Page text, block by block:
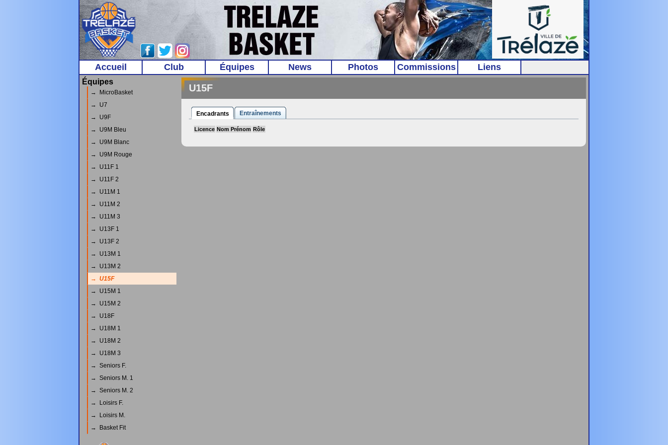
Accueil Club Équipes News Photos Commissions Liens
Équipes
→ MicroBasket
→ U7
→ U9F
→ U9M Bleu
→ U9M Blanc
→ U9M Rouge
→ U11F 1
→ U11F 2
→ U11M 1
→ U11M 2
→ U11M 3
→ U13F 1
→ U13F 2
→ U13M 1
→ U13M 2
→ U15F
→ U15M 1
→ U15M 2
→ U18F
→ U18M 1
→ U18M 2
→ U18M 3
→ Seniors F.
→ Seniors M. 1
→ Seniors M. 2
→ Loisirs F.
→ Loisirs M.
→ Basket Fit
U15F
Encadrants Entraînements
Licence Nom Prénom Rôle